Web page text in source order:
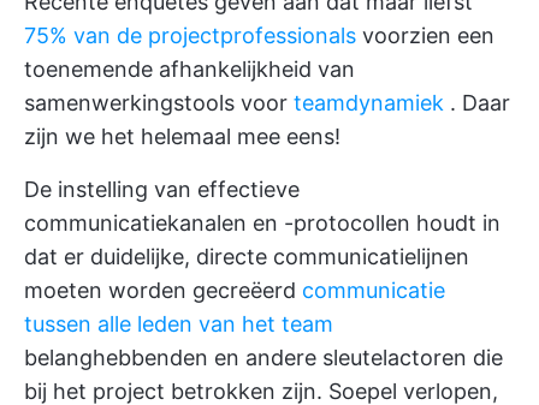
75% van de projectprofessionals voorzien een
toenemende afhankelijkheid van
samenwerkingstools voor teamdynamiek . Daar
zijn we het helemaal mee eens!
De instelling van effectieve
communicatiekanalen en -protocollen houdt in
dat er duidelijke, directe communicatielijnen
moeten worden gecreëerd communicatie
tussen alle leden van het team
belanghebbenden en andere sleutelactoren die
bij het project betrokken zijn. Soepel verlopen,